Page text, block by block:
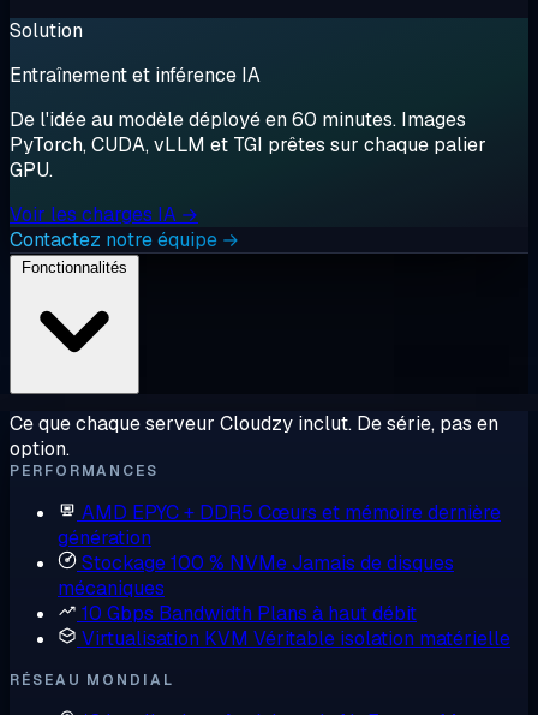
Solution
Entraînement et inférence IA
De l'idée au modèle déployé en 60 minutes. Images
PyTorch, CUDA, vLLM et TGI prêtes sur chaque palier
GPU.
Voir les charges IA →
Contactez notre équipe →
Ce que chaque serveur Cloudzy inclut. De série, pas en
option.
PERFORMANCES
AMD EPYC + DDR5 Cœurs et mémoire dernière
génération
Stockage 100 % NVMeJamais de disques
mécaniques
10 Gbps Bandwidth Plans à haut débit
Virtualisation KVM Véritable isolation matérielle
RÉSEAU MONDIAL